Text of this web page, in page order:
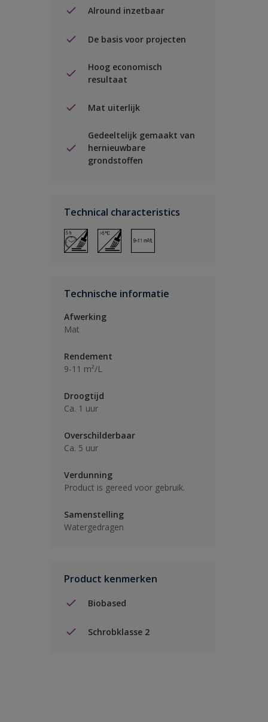
Alround inzetbaar
De basis voor projecten
Hoog economisch
resultaat
Mat uiterlijk
Gedeeltelijk gemaakt van
hernieuwbare
grondstoffen
Technical characteristics
Technische informatie
Afwerking
Mat
Rendement
9-11 m²/L
Droogtijd
Ca. 1 uur
Overschilderbaar
Ca. 5 uur
Verdunning
Product is gereed voor gebruik.
Samenstelling
Watergedragen
Product kenmerken
Biobased
Schrobklasse 2